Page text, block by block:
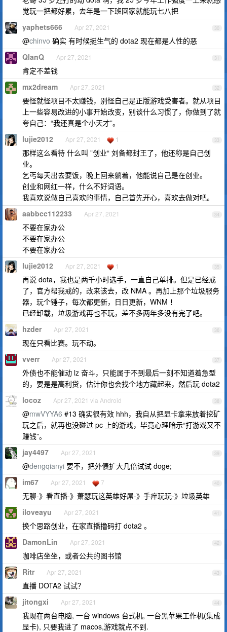
觉玩一把都好累，去年是一下班回家就能玩七八把
30
yaphets666 Apr 27, 2021
@chinvo 确实 有时候挺生气的 dota2 现在都是人性的恶
31
QlanQ Apr 27, 2021
肯定不差钱
32
mx2dream Apr 27, 2021
要怪就怪项目不太赚钱，别怪自己是正版游戏受害者。就从项目
上一些容易改进的小事开始改变，别谈什么习惯了，你做到了就
夸自己：“我还真是个小天才”。
33
lujie2012 Apr 27, 2021 1
那样这么看待 什么叫 ”创业“ 刘备都封王了，他还称是自己创
业。
乞丐每天出去要饭，晚上回来躺着，他能说自己是在创业。
创业和网红一样，什么不好词语。
我喜欢说做自己喜欢的事情，自己首先开心，喜欢去做对吧。
34
aabbcc112233 Apr 27, 2021
不要在家办公
不要在家办公
不要在家办公
35
lujie2012 Apr 27, 2021 1
再说 dota，我也是两千小时选手，一直自己单排。但是已经戒
了，官方帮我戒的，改来该去，改 NMA 。再加上那个垃圾服务
器，玩个锤子，每次都更新，日日更新，WNM ！
已经卸载，垃圾游戏再也不玩，差不多两年多没有完了吧。
36
hzder Apr 27, 2021
现在只看比赛。玩不动。
37
vverr Apr 27, 2021
外债也不能催动 lz 奋斗，只能属于不到最后一刻不知道着急型
的，要是是高利贷，估计你也会找个地方藏起来，然后玩 dota2
38
locoz Apr 27, 2021 via Android
@mwVYYA6 #13 确实很有效 hhh，我自从把显卡拿来放着挖矿
玩之后，就再也没碰过 pc 上的游戏，毕竟心理暗示“打游戏又不
赚钱”。
39
jay4497 Apr 27, 2021
@dengqianyi 要不，把外债扩大几倍试试 doge;
40
im67 Apr 27, 2021 7
无聊-》看直播-》萧瑟玩这英雄好屌-》手痒玩玩-》垃圾英雄
41
iloveayu Apr 27, 2021
换个思路创业，在家直播撸码打 dota2 。
42
DamonLin Apr 27, 2021
咖啡店坐坐，或者公共的图书馆
43
Ritr Apr 27, 2021
直播 DOTA2 试试？
44
jitongxi Apr 27, 2021
我现在两台电脑, 一台 windows 台式机, 一台黑苹果工作机(集成
显卡), 只要我进了 macos,游戏就点不到.